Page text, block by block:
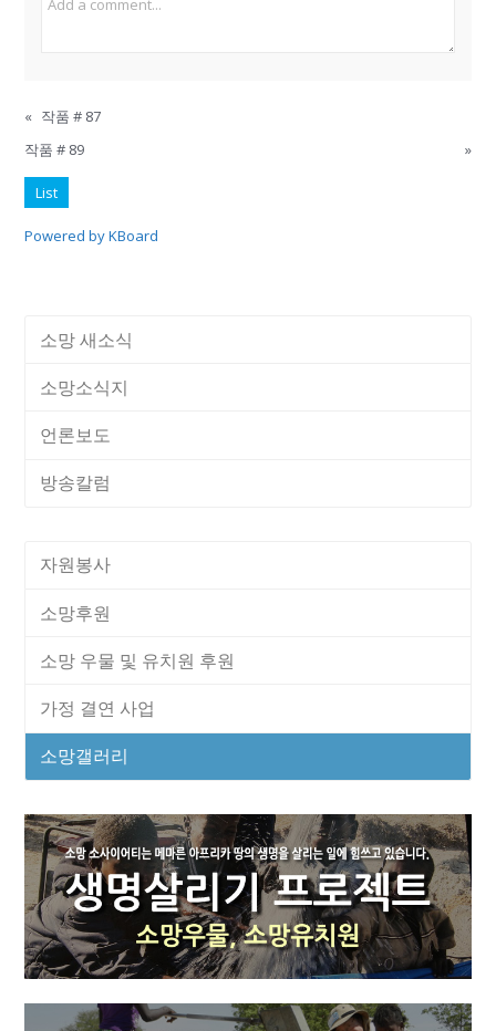
« 작품 # 87
작품 # 89
»
List
Powered by KBoard
소망 새소식
소망소식지
언론보도
방송칼럼
자원봉사
소망후원
소망 우물 및 유치원 후원
가정 결연 사업
소망갤러리